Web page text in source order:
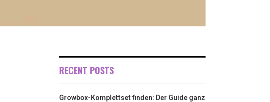
RECENT POSTS
Growbox-Komplettset finden: Der Guide ganz